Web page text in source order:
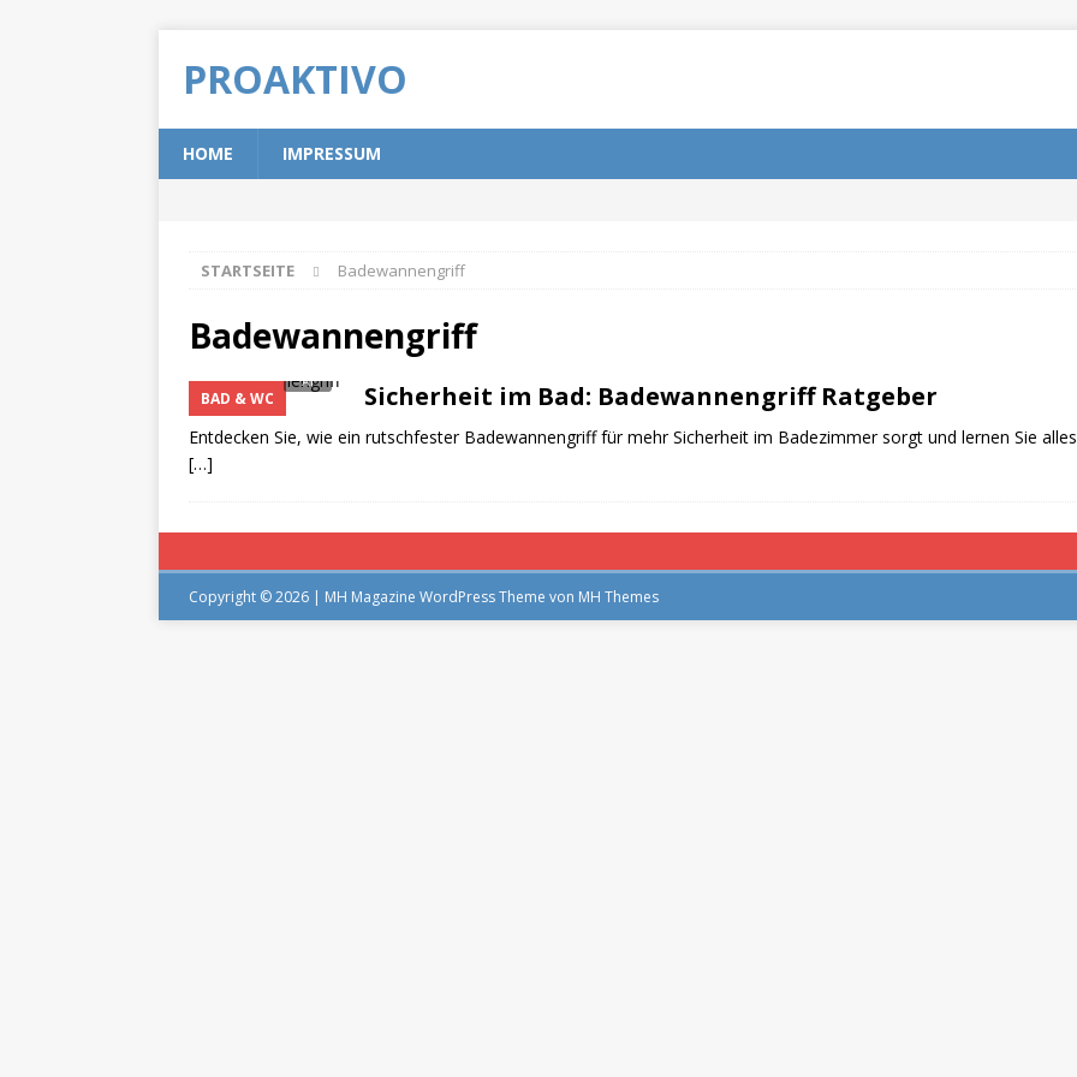
PROAKTIVO
HOME IMPRESSUM
STARTSEITE Badewannengriff
Badewannengriff
BAD & WC Sicherheit im Bad: Badewannengriff Ratgeber
Entdecken Sie, wie ein rutschfester Badewannengriff für mehr Sicherheit im Badezimmer sorgt und lernen Sie
[…]
Copyright © 2026 | MH Magazine WordPress Theme von MH Themes